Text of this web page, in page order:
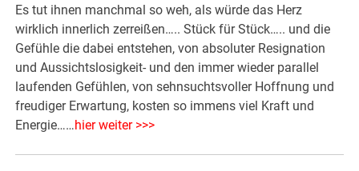
Es tut ihnen manchmal so weh, als würde das Herz
wirklich innerlich zerreißen….. Stück für Stück….. und die
Gefühle die dabei entstehen, von absoluter Resignation
und Aussichtslosigkeit- und den immer wieder parallel
laufenden Gefühlen, von sehnsuchtsvoller Hoffnung und
freudiger Erwartung, kosten so immens viel Kraft und
Energie……hier weiter >>>